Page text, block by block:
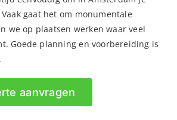
gaat het om monumentale
we op plaatsen werken waar veel
Goede planning en voorbereiding is
aanvragen